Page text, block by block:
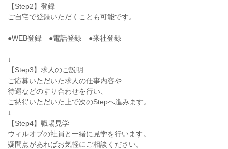
【Step2】登録
ご自宅で登録いただくことも可能です。
●WEB登録 ●電話登録 ●来社登録
↓
【Step3】求人のご説明
ご応募いただいた求人の仕事内容や
待遇などのすり合わせを行い、
ご納得いただいた上で次のStepへ進みます。
↓
【Step4】職場見学
ウィルオブの社員と一緒に見学を行います。
疑問点があればお気軽にご相談ください。